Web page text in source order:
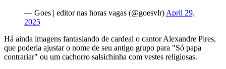
— Goes | editor nas horas vagas (@goesvlr) April 29,
2025
Há ainda imagens fantasiando de cardeal o cantor Alexandre Pires,
que poderia ajustar o nome de seu antigo grupo para "Só papa
contrariar" ou um cachorro salsichinha com vestes religiosas.